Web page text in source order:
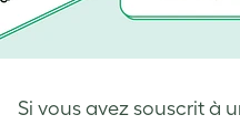
Si vous avez souscrit à